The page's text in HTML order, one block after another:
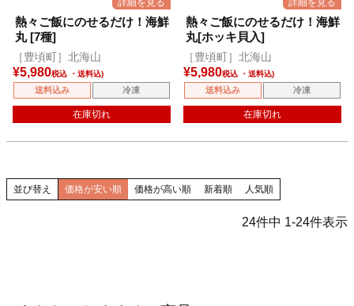
熱々ご飯にのせるだけ！海鮮
丸 [7種]
［豊頃町］北海山
¥5,980税込
送料込み 冷凍
在庫切れ
熱々ご飯にのせるだけ！海鮮
丸[ホッキ貝入]
［豊頃町］北海山
¥5,980税込
送料込み 冷凍
在庫切れ
並び替え 価格が安い順 価格が高い順 新着順 人気順
24件中 1-24件表示